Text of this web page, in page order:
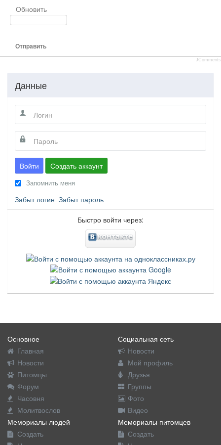
Обновить
Отправить
JComments
Данные
Войти Создать аккаунт
Запомнить меня
Забыт логин Забыт пароль
Быстро войти через:
Основное
Главная
Новости
Питомцы
Форум
Часовня
Молитвослов
Социальная сеть
Новости
Мой профиль
Друзья
Группы
Фото
Видео
Мемориалы людей
Создать
Мемориалы питомцев
Создать